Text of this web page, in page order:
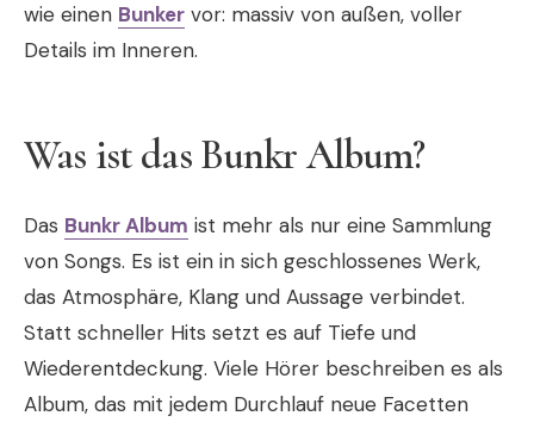
wie einen Bunker vor: massiv von außen, voller
Details im Inneren.
Was ist das Bunkr Album?
Das Bunkr Album ist mehr als nur eine Sammlung
von Songs. Es ist ein in sich geschlossenes Werk,
das Atmosphäre, Klang und Aussage verbindet.
Statt schneller Hits setzt es auf Tiefe und
Wiederentdeckung. Viele Hörer beschreiben es als
Album, das mit jedem Durchlauf neue Facetten